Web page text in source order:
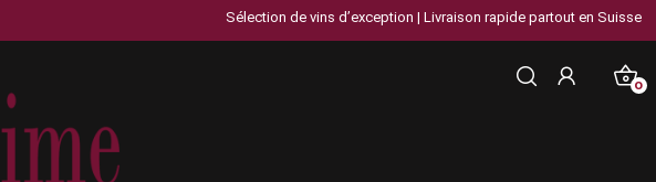
Sélection de vins d’exception | Livraison rapide partout en Suisse | Plus de 30
0